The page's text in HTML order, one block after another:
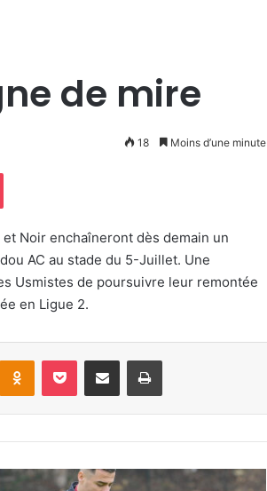
de mire
18 Moins d’une minute
Pocket
Noir enchaîneront dès demain un
AC au stade du 5-Juillet. Une
Usmistes de poursuivre leur remontée
en Ligue 2.
Odnoklassniki
Pocket Partager par email Imprimer